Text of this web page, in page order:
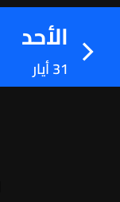
الأحد
31 أيار